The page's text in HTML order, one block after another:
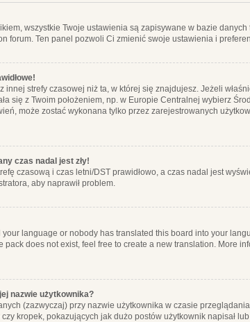
wszystkie Twoje ustawienia są zapisywane w bazie
forum. Ten panel pozwoli Ci zmienić swoje ustawienia i
innej strefy czasowej niż ta, w której się znajdujesz. Jeżeli
się z Twoim położeniem, np. w Europie Centralnej wybierz
może zostać wykonana tylko przez zarejestrowanych
czas nadal jest zły!
czasową i czas letni/DST prawidłowo, a czas nadal jest
aby naprawił problem.
language or nobody has translated this board into your
pack does not exist, feel free to create a new translation. More
nazwie użytkownika?
(zazwyczaj) przy nazwie użytkownika w czasie
kropek, pokazujących jak dużo postów użytkownik napisał